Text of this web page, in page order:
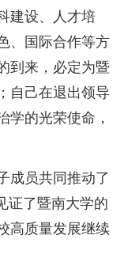
建设、人才培
、国际合作等方
到来，必定为暨
自己在退出领导
学的光荣使命，
成员共同推动了
证了暨南大学的
高质量发展继续